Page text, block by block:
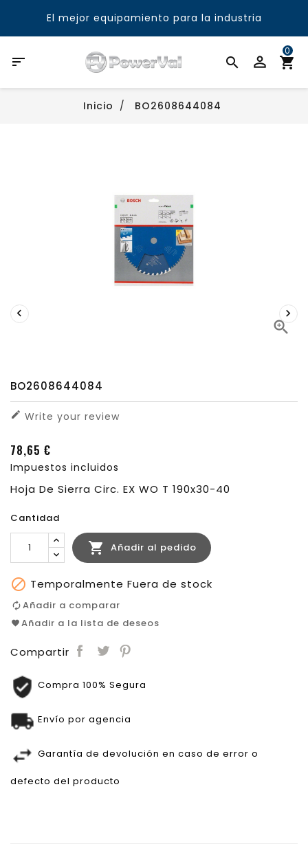
El mejor equipamiento para la industria

0
Inicio BO2608644084

 
BO2608644084
 Write your review
78,65 €
Impuestos incluidos
Hoja De Sierra Circ. EX WO T 190x30-40
Cantidad
 Añadir al pedido
 Temporalmente Fuera de stock
Añadir a comparar
Añadir a la lista de deseos
Compartir
Compra 100% Segura
Envío por agencia
Garantía de devolución en caso de error o
defecto del producto